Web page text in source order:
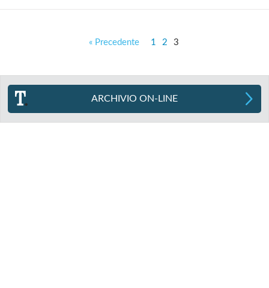
« Precedente 1 2 3
ARCHIVIO ON-LINE